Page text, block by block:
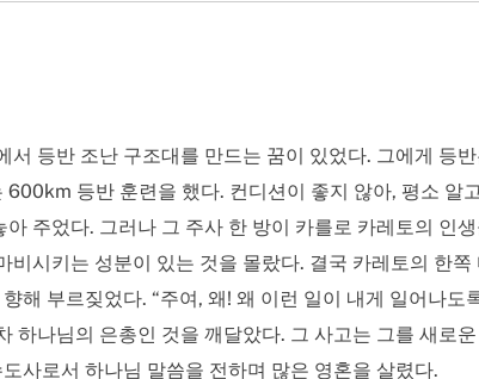
서 등반 조난 구조대를 만드는 꿈이 있었다. 그에게 등
600km 등반 훈련을 했다. 컨디션이 좋지 않아, 평소
주었다. 그러나 그 주사 한 방이 카를로 카레토의 인
비시키는 성분이 있는 것을 몰랐다. 결국 카레토의 한
해 부르짖었다. “주여, 왜! 왜 이런 일이 내게 일어나
하나님의 은총인 것을 깨달았다. 그 사고는 그를 새로
사로서 하나님 말씀을 전하며 많은 영혼을 살렸다.